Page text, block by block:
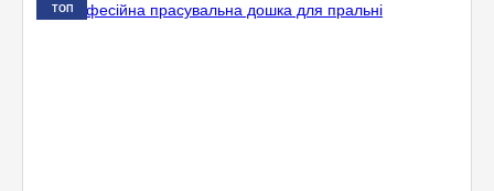
Професійна хімія
ТОП